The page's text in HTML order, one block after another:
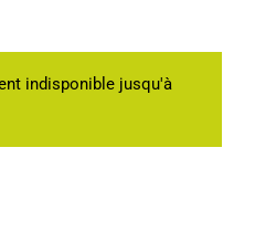
indisponible jusqu'à